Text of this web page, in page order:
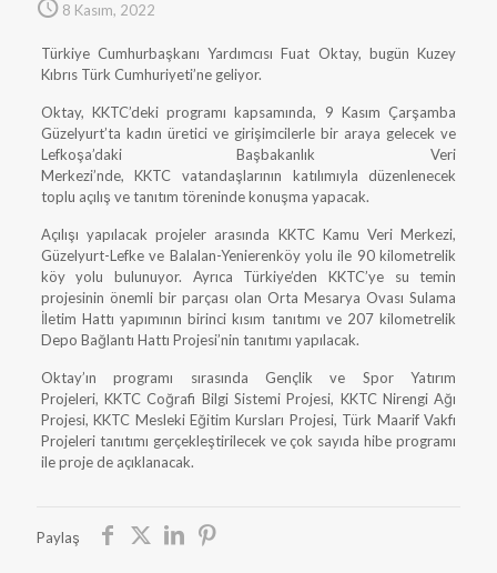
8 Kasım, 2022
Türkiye Cumhurbaşkanı Yardımcısı Fuat Oktay, bugün Kuzey
Kıbrıs Türk Cumhuriyeti’ne geliyor.
Oktay, KKTC’deki programı kapsamında, 9 Kasım Çarşamba
Güzelyurt’ta kadın üretici ve girişimcilerle bir araya gelecek ve
Lefkoşa’daki Başbakanlık Veri
Merkezi’nde, KKTC vatandaşlarının katılımıyla düzenlenecek
toplu açılış ve tanıtım töreninde konuşma yapacak.
Açılışı yapılacak projeler arasında KKTC Kamu Veri Merkezi,
Güzelyurt-Lefke ve Balalan-Yenierenköy yolu ile 90 kilometrelik
köy yolu bulunuyor. Ayrıca Türkiye’den KKTC’ye su temin
projesinin önemli bir parçası olan Orta Mesarya Ovası Sulama
İletim Hattı yapımının birinci kısım tanıtımı ve 207 kilometrelik
Depo Bağlantı Hattı Projesi’nin tanıtımı yapılacak.
Oktay’ın programı sırasında Gençlik ve Spor Yatırım
Projeleri, KKTC Coğrafi Bilgi Sistemi Projesi, KKTC Nirengi Ağı
Projesi, KKTC Mesleki Eğitim Kursları Projesi, Türk Maarif Vakfı
Projeleri tanıtımı gerçekleştirilecek ve çok sayıda hibe programı
ile proje de açıklanacak.
Paylaş